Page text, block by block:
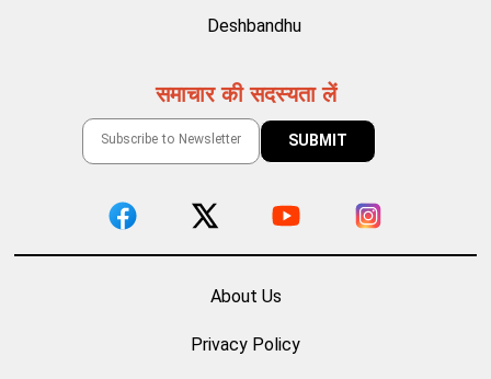
Deshbandhu
समाचार की सदस्यता लें
About Us
Privacy Policy